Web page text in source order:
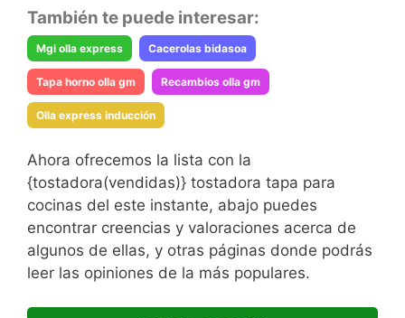
También te puede interesar:
Mgi olla express Cacerolas bidasoa
Tapa horno olla gm Recambios olla gm
Olla express inducción
Ahora ofrecemos la lista con la
{tostadora(vendidas)} tostadora tapa para
cocinas del este instante, abajo puedes
encontrar creencias y valoraciones acerca de
algunos de ellas, y otras páginas donde podrás
leer las opiniones de la más populares.